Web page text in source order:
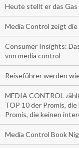
Heute stellt er das Gas
Media Control zeigt
Consumer Insights:
von media control
Reiseführer werden
MEDIA CONTROL
TOP 10 der Promis,
Promis, die keinen
Media Control Book